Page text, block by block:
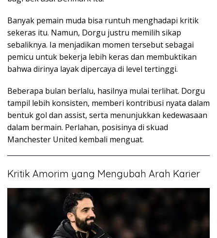
Banyak pemain muda bisa runtuh menghadapi kritik
sekeras itu. Namun, Dorgu justru memilih sikap
sebaliknya. Ia menjadikan momen tersebut sebagai
pemicu untuk bekerja lebih keras dan membuktikan
bahwa dirinya layak dipercaya di level tertinggi.
Beberapa bulan berlalu, hasilnya mulai terlihat. Dorgu
tampil lebih konsisten, memberi kontribusi nyata dalam
bentuk gol dan assist, serta menunjukkan kedewasaan
dalam bermain. Perlahan, posisinya di skuad
Manchester United kembali menguat.
Kritik Amorim yang Mengubah Arah Karier